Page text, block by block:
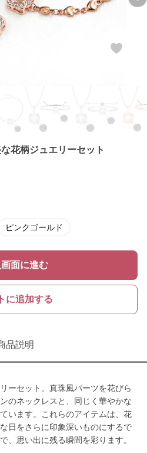
花柄ジュエリーセット
ピンクゴールド
面に進む
に追加する
品説明
ーセット。真珠風パーツを花びら
のネックレスと、同じく華やかな
います。これらのアイテムは、花
日をさらに印象深いものにするで
、思い出に残る瞬間を彩ります。